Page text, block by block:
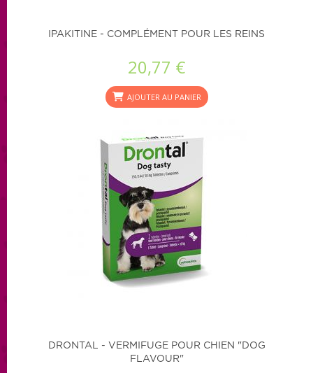
IPAKITINE - COMPLÉMENT POUR LES REINS
20,77 €
AJOUTER AU PANIER
DRONTAL - VERMIFUGE POUR CHIEN "DOG
FLAVOUR"